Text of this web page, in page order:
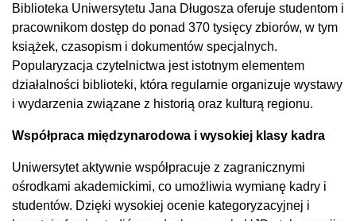
Biblioteka Uniwersytetu Jana Długosza oferuje studentom i
pracownikom dostęp do ponad 370 tysięcy zbiorów, w tym
książek, czasopism i dokumentów specjalnych.
Popularyzacja czytelnictwa jest istotnym elementem
działalności biblioteki, która regularnie organizuje wystawy
i wydarzenia związane z historią oraz kulturą regionu.
Współpraca międzynarodowa i wysokiej klasy kadra
Uniwersytet aktywnie współpracuje z zagranicznymi
ośrodkami akademickimi, co umożliwia wymianę kadry i
studentów. Dzięki wysokiej ocenie kategoryzacyjnej i